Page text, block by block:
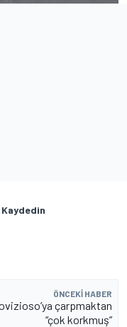
Kaydedin
ÖNCEKI HABER
çarpmaktan
“çok korkmuş”